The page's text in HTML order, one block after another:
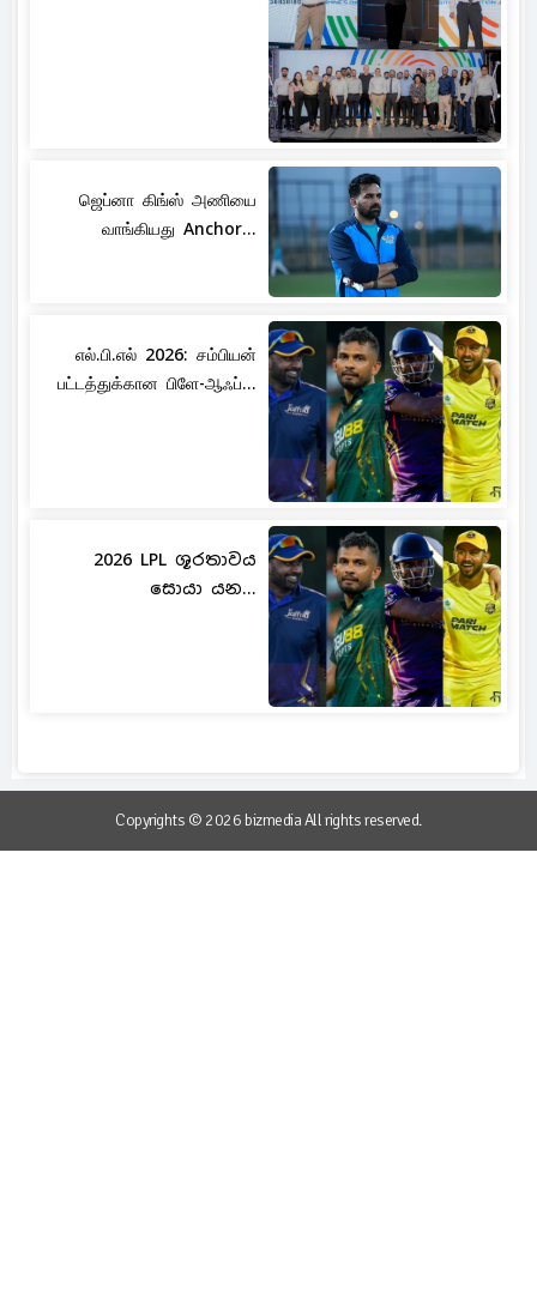
ஜெப்னா கிங்ஸ் அணியை
வாங்கியது Anchor...
எல்.பி.எல் 2026: சம்பியன்
பட்டத்துக்கான பிளே-ஆஃப்...
2026 LPL ශූරතාවය
සොයා යන...
Copyrights © 2026 bizmedia All rights reserved.